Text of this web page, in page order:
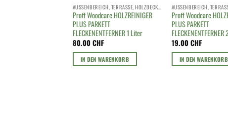
Proff Woodcare HOLZREINIGER
PLUS PARKETT
FLECKENENTFERNER 1 Liter
80.00CHF
IN DEN WARENKORB
Proff Woodcare
PLUS PARKETT
19.00CHF
IN DEN WARENKORB